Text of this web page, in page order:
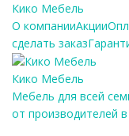
Кико Мебель
О компанииАкции
сделать заказ
Кико Мебель
Мебель для всей
от производителей